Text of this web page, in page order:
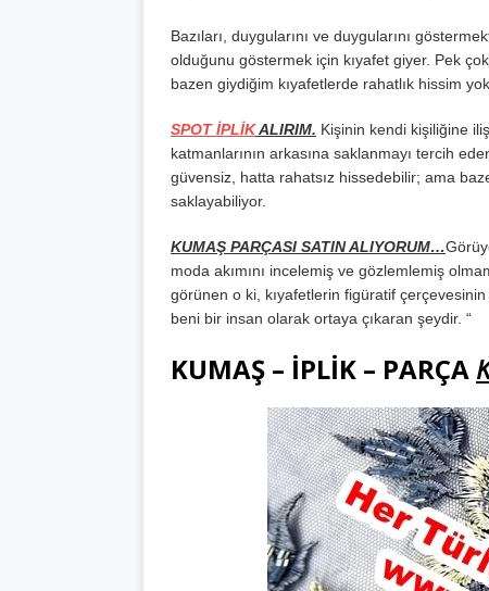
Bazıları, duygularını ve duygularını
olduğunu göstermek için kıyafet giyer. Pek
bazen giydiğim kıyafetlerde rahatlık hissim
SPOT İPLİKALIRIM. Kişinin kendi kişiliğine
katmanlarının arkasına saklanmayı tercih
güvensiz, hatta rahatsız hissedebilir; ama
saklayabiliyor.
KUMAŞ PARÇASI SATIN ALIYORUM…
moda akımını incelemiş ve gözlemlemiş
görünen o ki, kıyafetlerin figüratif
beni bir insan olarak ortaya çıkaran şeydir. “
KUMAŞ – İPLİK – PARÇA